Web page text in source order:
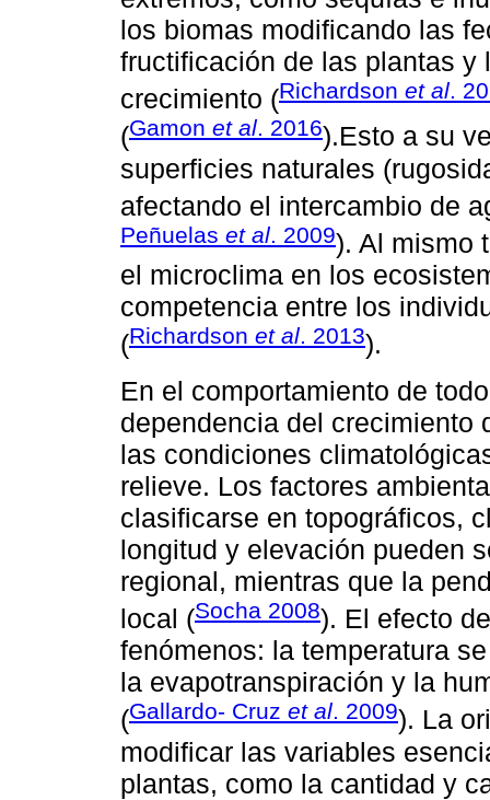
los biomas modiﬁcando las
fructiﬁcación de las plantas
crecimiento (Richardson et al.
(Gamon et al. 2016).Esto a su
superﬁcies naturales
afectando el intercambio de
Peñuelas et al. 2009). Al mismo
el microclima en los
competencia entre los
(Richardson et al. 2013).
En el comportamiento de
dependencia del crecimiento
las condiciones
relieve. Los factores
clasiﬁcarse en topográﬁcos,
longitud y elevación pueden
regional, mientras que la
local (Socha 2008). El efecto
fenómenos: la temperatura
la evapotranspiración y la
(Gallardo- Cruz et al. 2009). La
modiﬁcar las variables
plantas, como la cantidad y